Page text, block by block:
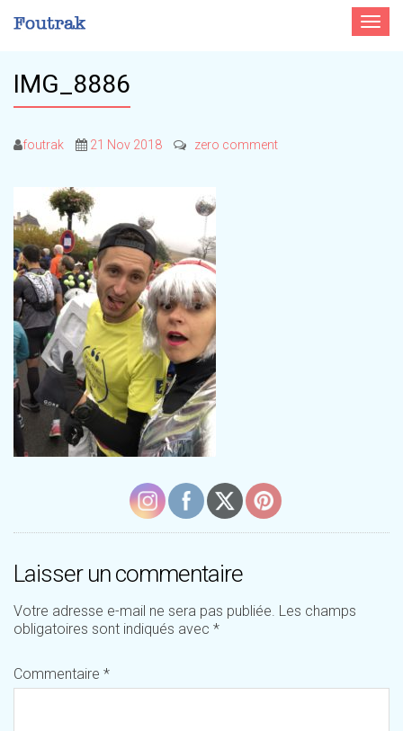
Toggle
IMG_8886
foutrak 21 Nov 2018 zero comment
Laisser un commentaire
Votre adresse e-mail ne sera pas publiée. Les champs
obligatoires sont indiqués avec *
Commentaire *